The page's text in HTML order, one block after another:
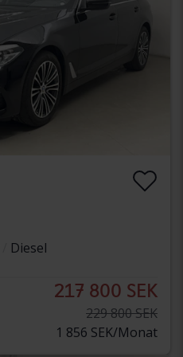
Diesel
217 800 SEK
229 800 SEK
1 856 SEK/Monat